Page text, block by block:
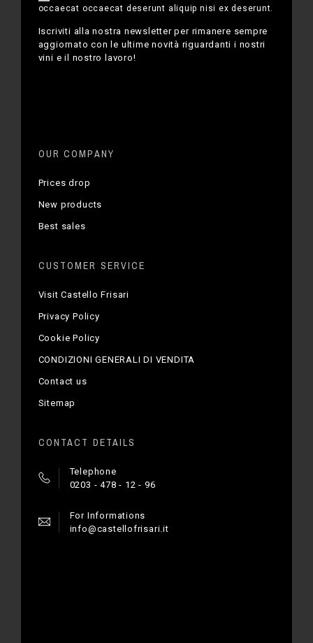
occaecat occaecat deserunt aliquip nisi ex deserunt.
Iscriviti alla nostra newsletter per rimanere sempre
aggiornato con le ultime novità riguardanti i nostri
vini e il nostro lavoro!
OUR COMPANY
Prices drop
New products
Best sales
CUSTOMER SERVICE
Visit Castello Frisari
Privacy Policy
Cookie Policy
CONDIZIONI GENERALI DI VENDITA
Contact us
Sitemap
CONTACT DETAILS
Telephone
0203 - 478 - 12 - 96
For Informations
info@castellofrisari.it